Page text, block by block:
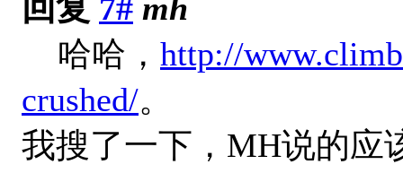
回复 7# mh
哈哈， http://
crushed/。
我搜了一下，MH说的应